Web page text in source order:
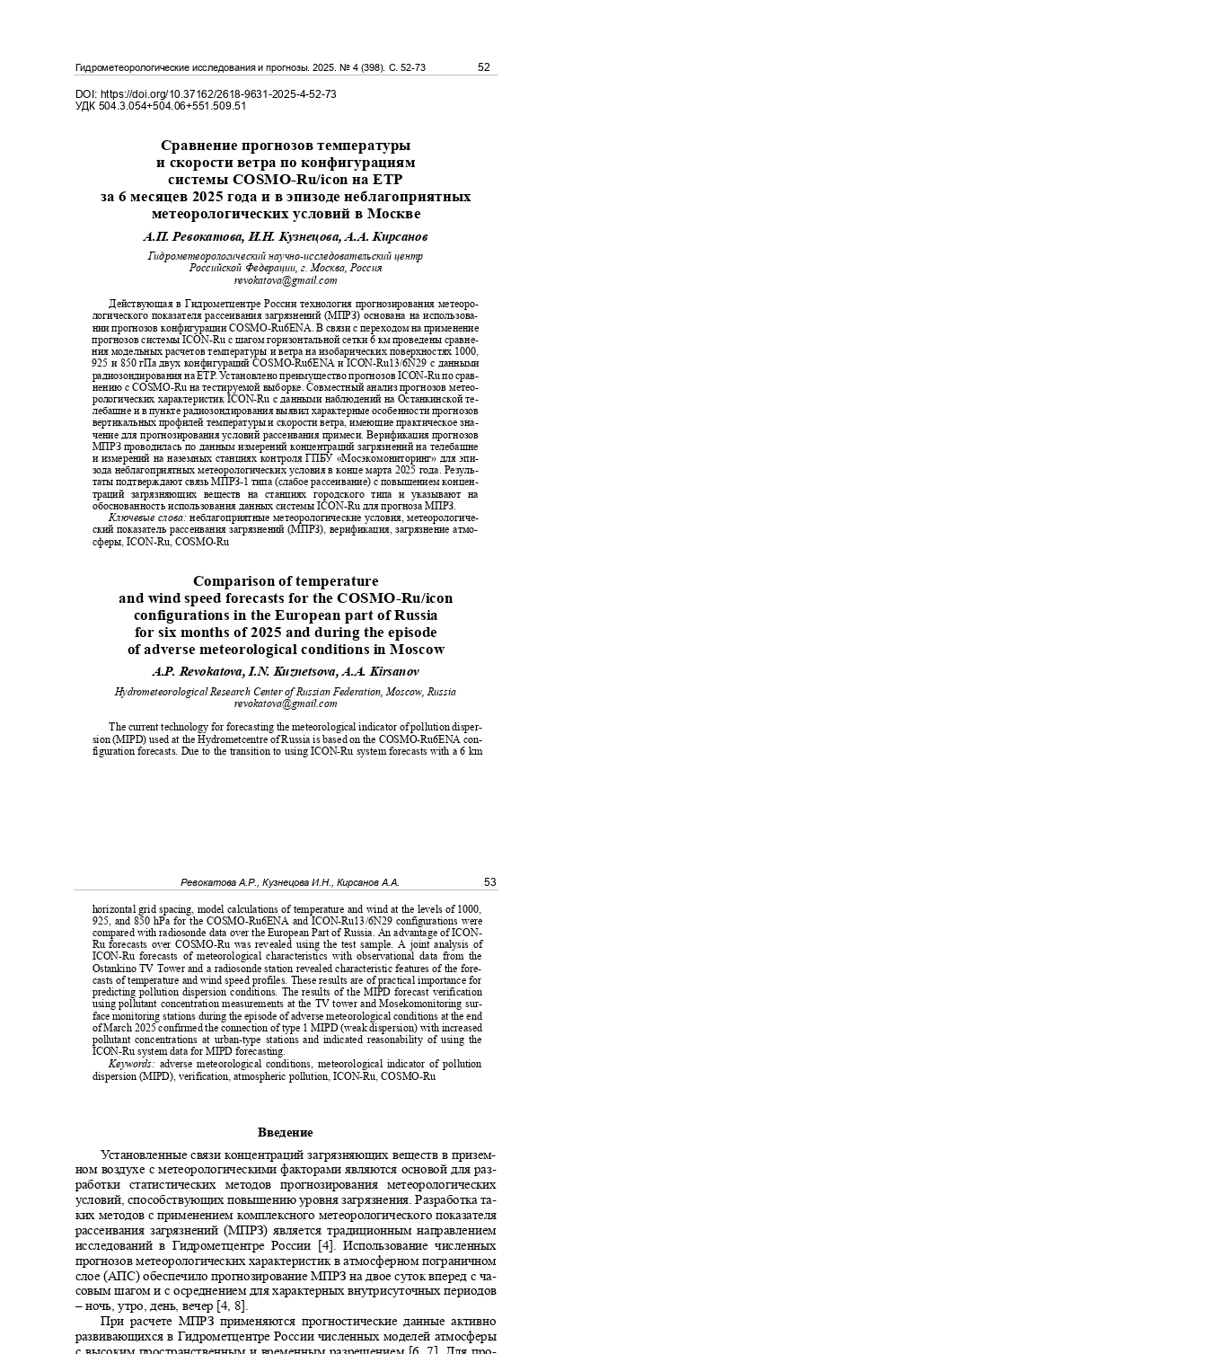
Гидрометеорологические исследования и прогнозы. 2025. № 4 (398). С. 52-73 52
DOI: https://doi.org/10.37162/2618-9631-2025-4-52-73
УДК 504.3.054+504.06+551.509.51
Сравнение прогнозов температуры
и скорости ветра по конфигурациям
системы COSMO-Ru/iconна ЕТР
за 6 месяцев 2025 года и в эпизоде неблагоприятных
метеорологических условий в Москве
А.П. Ревокатова, И.Н. Кузнецова, А.А. Кирсанов
Гидрометеорологический научно-исследовательский центр
Российской Федерации, г. Москва, Россия
revokatova@gmail.com
Действующая в Гидрометцентре России технология прогнозирования метеоро-
логического показателя рассеивания загрязнений (МПРЗ) основана на использова-
нии прогнозов конфигурацииCOSMO-Ru6ENA.В связи с переходом на применение
прогнозов системыICON-Ru с шагом горизонтальной сетки 6 км проведены сравне-
ния модельных расчетов температуры и ветра на изобарических поверхностях 1000,
925 и 850 гПа двух конфигурацийCOSMO-Ru6ENA и ICON-Ru13/6N29 с данными
радиозондирования на ЕТР. Установлено преимущество прогнозовICON-Ruпо срав-
нению с COSMO-Ru на тестируемой выборке. Совместный анализ прогнозов метео-
рологических характеристик ICON-Ru с данными наблюдений на Останкинской те-
лебашне и в пункте радиозондирования выявил характерные особенности прогнозов
вертикальных профилей температуры и скорости ветра, имеющие практическое зна-
чение для прогнозирования условий рассеивания примеси. Верификация прогнозов
МПРЗ проводилась по данным измерений концентраций загрязнений на телебашне
и измерений на наземных станциях контроля ГПБУ «Мосэкомониторинг» для эпи-
зода неблагоприятных метеорологических условия в конце марта 2025 года. Резуль-
таты подтверждают связь МПРЗ-1 типа (слабое рассеивание) с повышением концен-
траций загрязняющих веществ на станциях городского типа и указывают на
обоснованность использования данных системыICON-Ru для прогноза МПРЗ.
Ключевые слова:неблагоприятные метеорологические условия, метеорологиче-
ский показатель рассеивания загрязнений (МПРЗ), верификация, загрязнение атмо-
сферы,ICON-Ru, COSMO-Ru
Comparison of temperature
and wind speed forecasts for the COSMO-Ru/icon
configurations in the European part of Russia
for six months of 2025 and during the episode
of adverse meteorological conditions in Moscow
A.P. Revokatova, I.N. Kuznetsova, A.A. Kirsanov
Hydrometeorological Research Center of Russian Federation, Moscow, Russia
revokatova@gmail.com
The current technology for forecasting the meteorological indicator of pollution disper-
sion (MIPD) used at the Hydrometcentre of Russia is based on the COSMO-Ru6ENA con-
figuration forecasts. Due to the transition to using ICON-Ru system forecasts with a 6 km
Ревокатова А.Р., Кузнецова И.Н., Кирсанов А.А. 53
horizontal grid spacing, model calculations of temperature and wind at the levels of 1000,
925, and 850 hPa for the COSMO-Ru6ENA and ICON-Ru13/6N29 configurations were
compared with radiosonde data over the European Part of Russia. An advantage of ICON-
Ru forecasts over COSMO-Ru was revealed using the test sample. A joint analysis of
ICON-Ru forecasts of meteorological characteristics with observational data from the
Ostankino TV Tower and a radiosonde station revealed characteristic features of the fore-
casts of temperature and wind speed profiles. These results are of practical importance for
predicting pollution dispersion conditions. The results of the MIPD forecast verification
using pollutant concentration measurements at the TV tower and Mosekomonitoring sur-
face monitoring stations during the episode of adverse meteorological conditions at the end
of March 2025 confirmed the connection of type 1 MIPD (weak dispersion) with increased
pollutant concentrations at urban-type stations and indicated reasonability of using the
ICON-Ru system data for MIPD forecasting.
Keywords: adverse meteorological conditions, meteorological indicator of pollution
dispersion (MIPD), verification, atmospheric pollution, ICON-Ru, COSMO-Ru
Введение
Установленные связи концентраций загрязняющих веществ в призем-
ном воздухе с метеорологическими факторами являются основой для раз-
работки статистических методов прогнозирования метеорологических
условий, способствующих повышению уровня загрязнения. Разработка та-
ких методов с применением комплексного метеорологического показателя
рассеивания загрязнений (МПРЗ) является традиционным направлением
исследований в Гидрометцентре России [4]. Использование численных
прогнозов метеорологических характеристик в атмосферном пограничном
слое (АПС) обеспечило прогнозирование МПРЗ на двое суток вперед с ча-
совым шагом и с осреднением для характерных внутрисуточных периодов
‒ ночь, утро, день, вечер [4, 8].
При расчете МПРЗ применяются прогностические данные активно
развивающихся в Гидрометцентре России численных моделей атмосферы
с высоким пространственным и временным разрешением [6, 7]. Для про-